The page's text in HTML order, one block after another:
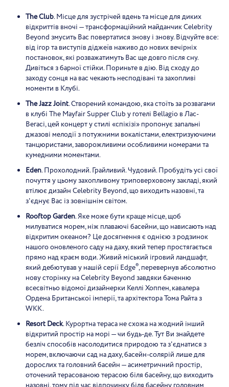
The Club. Місце для зустрічей вдень та місце для диких
відкриттів вночі — трансформаційний майданчик Celebrity
Beyond змусить Вас повертатися знову і знову. Відчуйте все:
від ігор та виступів діджеїв наживо до нових вечірніх
постановок, які розважатимуть Вас ще довго після сну.
Дивіться з барної стійки. Пориньте в дію. Від сходу до
заходу сонця на вас чекають несподівані та захопливі
моменти в Клубі.
The Jazz Joint. Створений командою, яка стоїть за розвагами
в клубі The Mayfair Supper Club у готелі Bellagio в Лас-
Вегасі, цей концерт у стилі «спікізі» пропонує запальні
джазові мелодії з потужними вокалістами, електризуючими
танцюристами, заворожливими особливими номерами та
кумедними моментами.
Eden. Прохолодний. Грайливий. Чудовий. Пробудіть усі свої
почуття у цьому захопливому триповерховому закладі, який
втілює дизайн Celebrity Beyond, що виходить назовні, та
з'єднує Вас із зовнішнім світом.
Rooftop Garden. Яке може бути краще місце, щоб
милуватися морем, ніж плаваючі басейни, що нависають над
відкритим океаном? Це досягнення є однією з родзинок
нашого оновленого саду на даху, який тепер простягається
прямо над краєм води. Живий міський ігровий ландшафт,
який дебютував у нашій серії Edge®, перевернув абсолютно
нову сторінку на Celebrity Beyond завдяки баченню
всесвітньо відомої дизайнерки Келлі Хоппен, кавалера
Ордена Британської імперії, та архітектора Тома Райта з
WKK.
Resort Deck. Курортна тераса не схожа на жодний інший
відкритий простір на морі — чи будь-де. Тут Ви знайдете
безліч способів насолодитися природою та з'єднатися з
морем, включаючи сад на даху, басейн-солярій лише для
дорослих та головний басейн — асиметричний простір,
оточений терасованою терасою біля басейну, що виходить